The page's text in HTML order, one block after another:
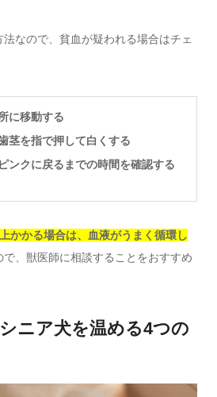
なので、貧血が疑われる場合はチェ
に移動する
茎を指で押して白くする
ンクに戻るまでの時間を確認する
かかる場合は、血液がうまく循環し
で、獣医師に相談することをおすすめ
ニア犬を温める4つの